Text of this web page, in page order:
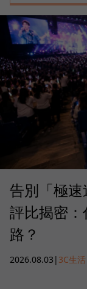
告別「極
評比揭密
路？
2026.08.03 | 3C生活